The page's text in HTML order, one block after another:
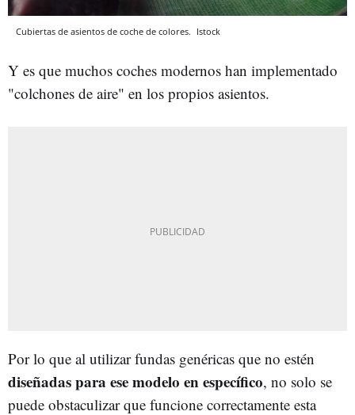
Cubiertas de asientos de coche de colores. Istock
Y es que muchos coches modernos han implementado
"colchones de aire" en los propios asientos.
Por lo que al utilizar fundas genéricas que no estén
diseñadas para ese modelo en específico, no solo se
puede obstaculizar que funcione correctamente esta